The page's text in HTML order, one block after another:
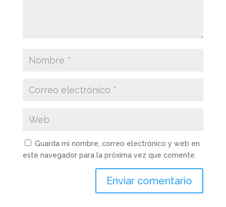
Guarda mi nombre, correo electrónico y web en
este navegador para la próxima vez que comente.